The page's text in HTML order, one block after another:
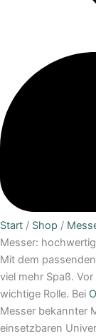
Start / Shop /
Messer:
Mit dem
viel mehr Spaß.
wichtige Rolle. Bei
Messer bekannter
einsetzbaren